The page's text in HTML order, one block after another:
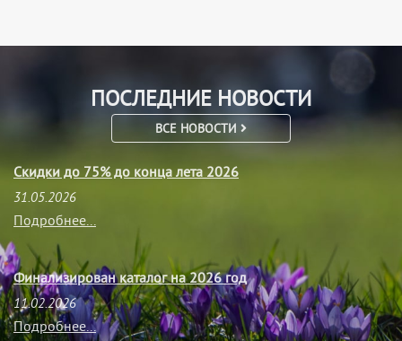
ПОСЛЕДНИЕ НОВОСТИ
ВСЕ НОВОСТИ
Скидки до 75% до конца лета 2026
31.05.2026
Подробнее...
Финализирован каталог на 2026 год
11.02.2026
Подробнее...